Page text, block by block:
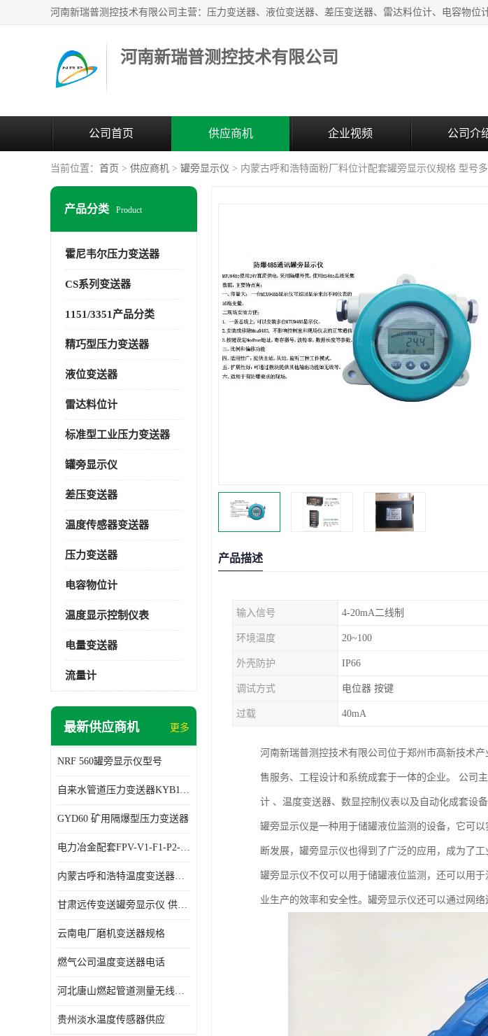
河南新瑞普测控技术有限公司
公司首页 供应商机 企业视频 公司介
当前位置： 首页 > 供应商机 > 罐旁显示仪 > 内蒙古呼和浩特面粉厂料位计配套罐旁显示仪规格 型号
产品分类 Product
霍尼韦尔压力变送器
CS系列变送器
1151/3351产品分类
精巧型压力变送器
液位变送器
雷达料位计
标准型工业压力变送器
罐旁显示仪
差压变送器
温度传感器变送器
压力变送器
电容物位计
温度显示控制仪表
电量变送器
流量计
最新供应商机 更多
NRF 560罐旁显示仪型号
自来水管道压力变送器KYB11G03M2型号 使用方便
GYD60 矿用隔爆型压力变送器
电力冶金配套FPV-V1-F1-P2-03电压变送器
内蒙古呼和浩特温度变送器配套罐旁显示仪供应 性能稳定
甘肃远传变送罐旁显示仪 供应及时
云南电厂磨机变送器规格
燃气公司温度变送器电话
河北唐山燃起管道测量无线压力变送器型号 性能稳定
贵州淡水温度传感器供应
产品描述
输入信号 4-20mA二线制
环境温度 20~100
外壳防护 IP66
调试方式 电位器 按键
过载 40mA
河南新瑞普测控技术有限公司位于郑州市高新技术
售服务、工程设计和系统成套于一体的企业。 公司
计 、温度变送器、数显控制仪表以及自动化成套设备
罐旁显示仪是一种用于储罐液位监测的设备，它可
断发展，罐旁显示仪也得到了广泛的应用，成为了工
罐旁显示仪不仅可以用于储罐液位监测，还可以用
业生产的效率和安全性。罐旁显示仪还可以通过网